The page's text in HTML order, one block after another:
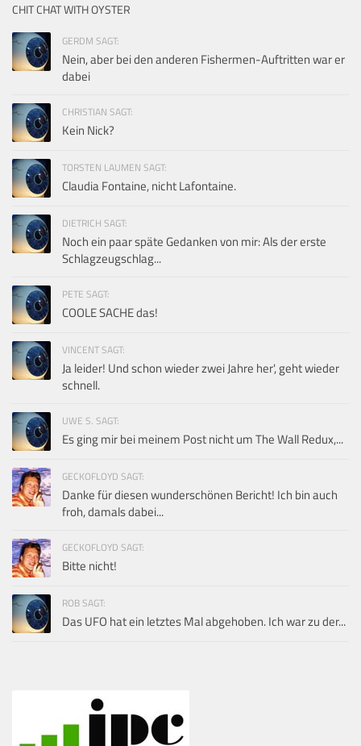
CHIT CHAT WITH OYSTER
GERDM SAGT:
Nein, aber bei den anderen Fishermen-Auftritten war er
dabei
CHRISTIAN SAGT:
Kein Nick?
TORSTEN LAUMEN SAGT:
Claudia Fontaine, nicht Lafontaine.
DIETRICH SAGT:
Noch ein paar späte Gedanken von mir: Als der erste
Schlagzeugschlag...
PETE SAGT:
COOLE SACHE das!
VINCENT SAGT:
Ja leider! Und schon wieder zwei Jahre her', geht wieder
schnell.
UWE S. SAGT:
Es ging mir bei meinem Post nicht um The Wall Redux,...
GECKOFLOYD SAGT:
Danke für diesen wunderschönen Bericht! Ich bin auch
froh, damals dabei...
GECKOFLOYD SAGT:
Bitte nicht!
ROB SAGT:
Das UFO hat ein letztes Mal abgehoben. Ich war zu der...